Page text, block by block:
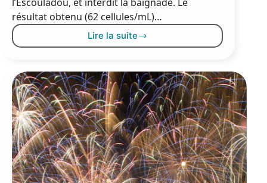
résultat obtenu (62 cellules/mL)…
Lire la suite
La
des
eaux
de
baignade
–
Surveillance
des
cyanobactéries